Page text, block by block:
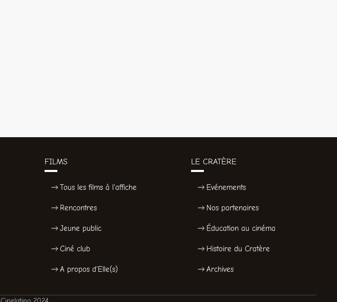
FILMS
Tous les films à l'affiche
Rencontres
Jeune public
Ciné club
A propos d'Elle(s)
LE CRATÈRE
Evénements
Nos partenaires
Éducation au cinéma
Histoire du Cratère
Archives